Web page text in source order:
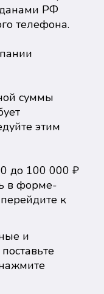
РФ
телефона.
суммы
этим
до 100 000 ₽
в форме-
к
и